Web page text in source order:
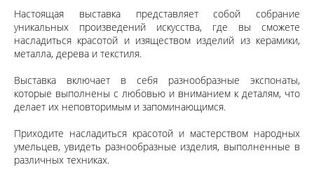
Настоящая выставка представляет собой собрание
уникальных произведений искусства, где вы сможете
насладиться красотой и изяществом изделий из керамики,
металла, дерева и текстиля.
Выставка включает в себя разнообразные экспонаты,
которые выполнены с любовью и вниманием к деталям, что
делает их неповторимым и запоминающимся.
Приходите насладиться красотой и мастерством народных
умельцев, увидеть разнообразные изделия, выполненные в
различных техниках.